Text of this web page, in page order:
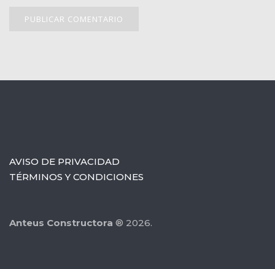
AVISO DE PRIVACIDAD
TÉRMINOS Y CONDICIONES
Anteus Constructora ® 2026.